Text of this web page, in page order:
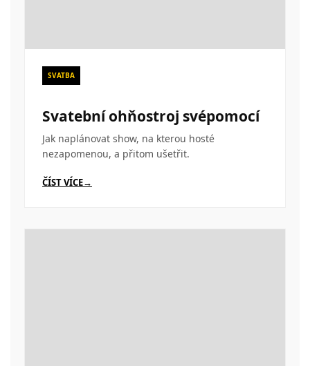
SVATBA
Svatební ohňostroj svépomocí
Jak naplánovat show, na kterou hosté
nezapomenou, a přitom ušetřit.
ČÍST VÍCE